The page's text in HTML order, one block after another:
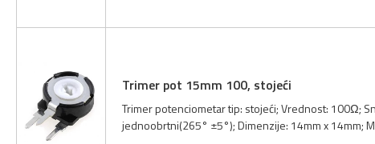
Trimer pot 15mm 100, stojeći
Trimer potenciometar tip: stojeći; Vrednost: 100Ω;
jednoobrtni(265° ±5°); Dimenzije: 14mm x 14mm;